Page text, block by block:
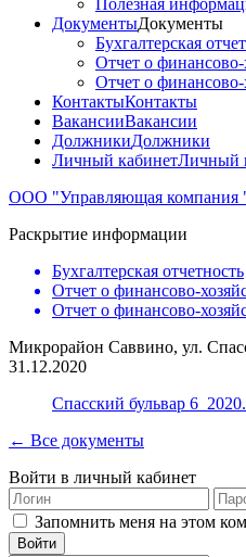
Полезная
ДокументыДокументы
Бухгалтерская
Отчет о финансово-
Отчет о финансово-
КонтактыКонтакты
ВакансииВакансии
ДолжникиДолжники
Личный кабинетЛичный
ООО "Управляющая компания
Раскрытие информации
Бухгалтерская отчетность
Отчет о финансово-
Отчет о финансово-
Микрорайон Саввино, ул.
31.12.2020
Спасский бульвар
← Все документы
Войти в личный кабинет
Запомнить меня на этом